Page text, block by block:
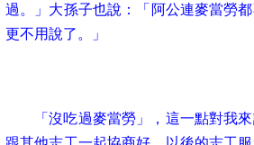
過。」大孫子也說：「阿公連麥當勞
更不用說了。」
「沒吃過麥當勞」，這一點對我